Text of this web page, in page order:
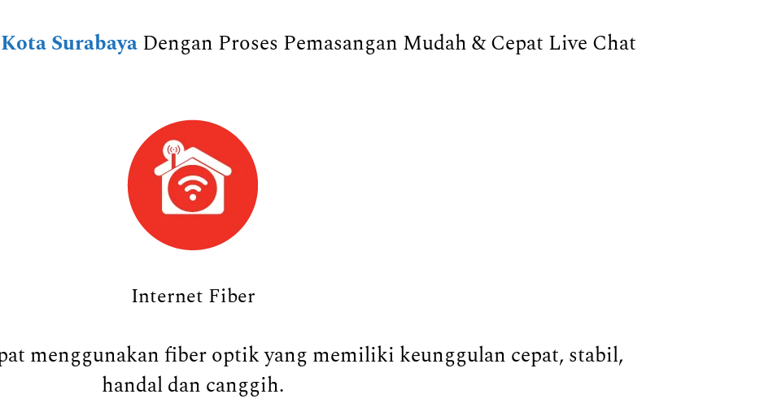
SurabayaDengan Proses Pemasangan Mudah & Cepat Live Chat
Internet Fiber
menggunakan fiber optik yang memiliki keunggulan cepat, stabil,
handal dan canggih.